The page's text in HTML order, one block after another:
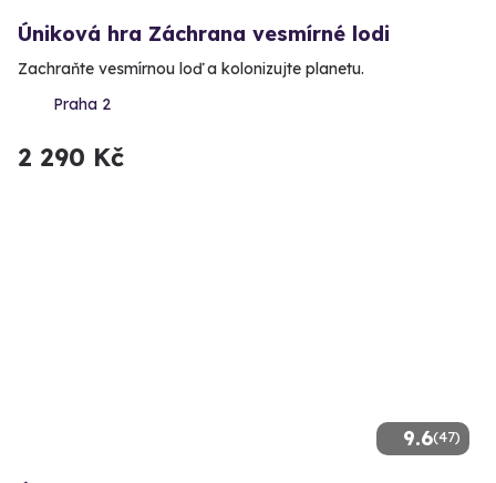
Úniková hra Záchrana vesmírné lodi
Zachraňte vesmírnou loď a kolonizujte planetu.
Praha 2
2 290 Kč
9.6(47)